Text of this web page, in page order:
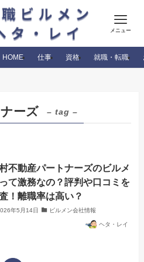
メニュー
HOME 仕事 資格 就職・転職
ーズ – tag –
不動産パートナーズのビルメ
て激務なの？評判や口コミを
！離職率は高い？
年5月14日 ビルメン会社情報
ヘタ・レイ